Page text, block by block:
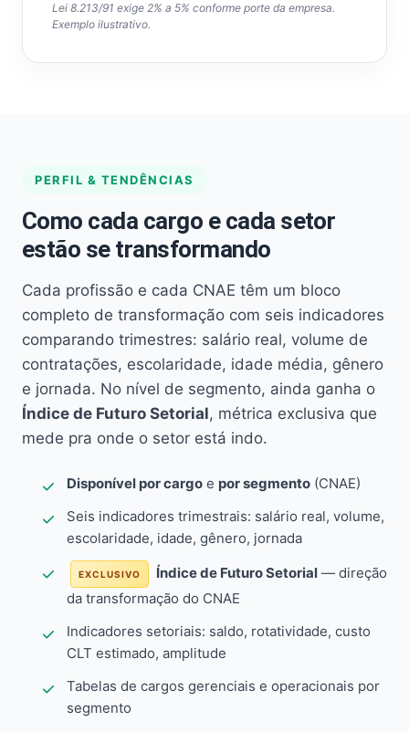
Lei 8.213/91 exige 2% a 5% conforme porte da empresa.
Exemplo ilustrativo.
PERFIL & TENDÊNCIAS
Como cada cargo e cada setor
estão se transformando
Cada profissão e cada CNAE têm um bloco
completo de transformação com seis indicadores
comparando trimestres: salário real, volume de
contratações, escolaridade, idade média, gênero
e jornada. No nível de segmento, ainda ganha o
Índice de Futuro Setorial, métrica exclusiva que
mede pra onde o setor está indo.
Disponível por cargo e por segmento (CNAE)
Seis indicadores trimestrais: salário real, volume,
escolaridade, idade, gênero, jornada
EXCLUSIVO Índice de Futuro Setorial — direção
da transformação do CNAE
Indicadores setoriais: saldo, rotatividade, custo
CLT estimado, amplitude
Tabelas de cargos gerenciais e operacionais por
segmento